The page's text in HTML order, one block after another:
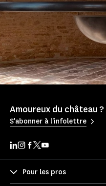
Amoureux du château
S'abonner à l'infolettre
Pour les pros